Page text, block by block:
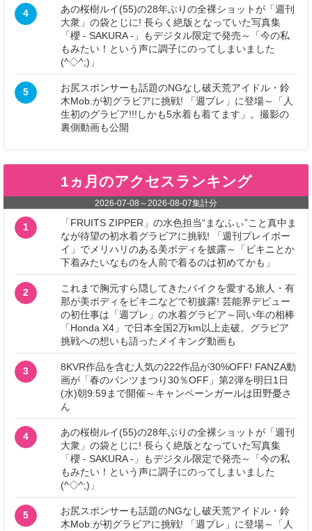
4
あの桜樹ルイ(55)の28年ぶりの全裸ショットが「週刊
大衆」の袋とじに! 長らく絶版となっていた写真集
「櫻 - SAKURA -」もデジタル限定で発売～「今の私
もみたい！という声に調子にのってしまいました
(^◇^;)」
5
お尻スポンサーも話題のNGなし破天荒アイドル・鈴
木Mob.が初グラビアに挑戦! 「週プレ」に登場～「人
生初のグラビア!!!しかも5水着も着てます」。撮影の
裏側動画も公開
1ヵ月のアクセスランキング
2026-07-08 ～2026-08-07集計分
1
「FRUITS ZIPPER」の水色担当“まなふぃ”こと真中ま
なが待望の初水着グラビアに挑戦! 「週刊プレイボー
イ」でメリハリのある美ボディを披露～「ビキニとか
下着みたいなものを人前で着るのは初めてかも」
2
これまで胸元すら隠してきたバイクを愛する旅人・有
那が美ボディをビキニなどで初披露! 芸能界デビュー
の初仕事は「週プレ」の水着グラビア～同い年の相棒
「Honda X4」で日本全国2万km以上走破。グラビア
挑戦への想いも語ったメイキング動画も
3
8KVR作品を含む人気の222作品が30%OFF! FANZA動
画が「春のパンツまつり30％OFF」第2弾を明日1日
(水)朝9:59まで開催～キャンペーンガールは田野憂さ
ん
4
あの桜樹ルイ(55)の28年ぶりの全裸ショットが「週刊
大衆」の袋とじに! 長らく絶版となっていた写真集
「櫻 - SAKURA -」もデジタル限定で発売～「今の私
もみたい！という声に調子にのってしまいました
(^◇^;)」
5
お尻スポンサーも話題のNGなし破天荒アイドル・鈴
木Mob.が初グラビアに挑戦! 「週プレ」に登場～「人